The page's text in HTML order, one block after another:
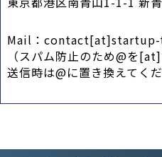
Mail：
（スパム防止のため@を
送信時は@に置き換えてくだ